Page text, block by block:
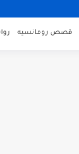
قصص رومانسيه